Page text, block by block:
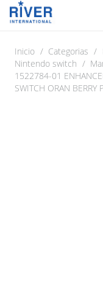
Inicio / Categorias /
Nintendo switch /
1522784-01
SWITCH ORAN